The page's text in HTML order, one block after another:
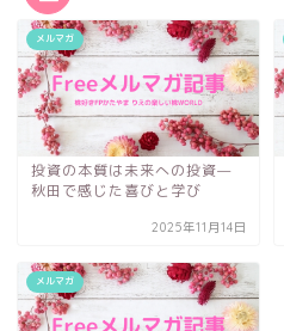
メルマガ
投資の本質は未来への投資—
秋田で感じた喜びと学び
2025年11月14日
メルマガ